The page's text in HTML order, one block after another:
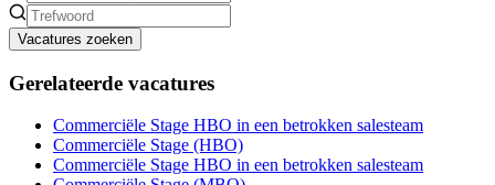
Vacatures zoeken
Gerelateerde vacatures
Commerciële Stage HBO in een betrokken salesteam
Commerciële Stage (HBO)
Commerciële Stage HBO in een betrokken salesteam